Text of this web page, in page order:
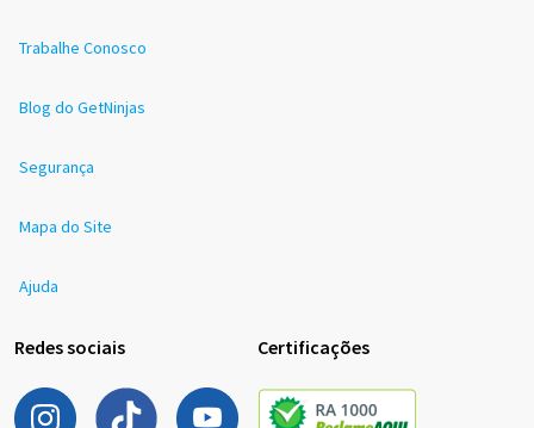
Trabalhe Conosco
Blog do GetNinjas
Segurança
Mapa do Site
Ajuda
Redes sociais Certificações